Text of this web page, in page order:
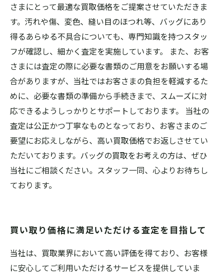
さまにとって最適な買取価格をご提案させていただきま
す。汚れや傷、変色、縫い目のほつれ等、バッグにあり
得るあらゆる不具合についても、専門知識を持つスタッ
フが確認し、細かく査定を実施しています。 また、お客
さまには査定の際に必要な書類のご用意をお願いする場
合がありますが、当社ではお客さまの負担を軽減するた
めに、必要な書類の準備から手続きまで、スムーズに対
応できるようしっかりとサポートしております。 当社の
査定は公正かつ丁寧なものとなっており、お客さまのご
要望にお応えしながら、高い買取価格でお返しさせてい
ただいております。バッグの買取をお考えの方は、ぜひ
当社にご相談ください。スタッフ一同、心よりお待ちし
ております。
買い取り価格に満足いただける査定を目指して
当社は、買取業界において高い評価を得ており、お客様
に安心してご利用いただけるサービスを提供していま